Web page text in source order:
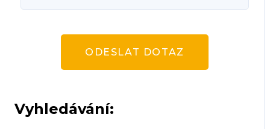
ODESLAT DOTAZ
Vyhledávání: